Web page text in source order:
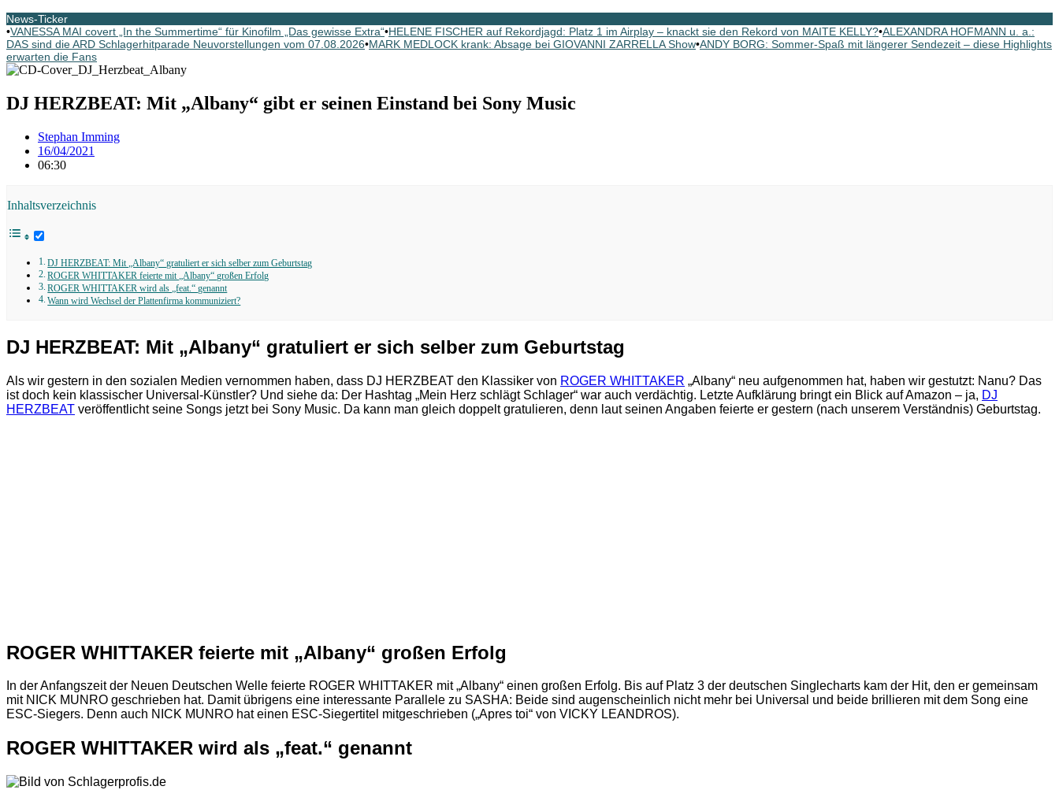
News-Ticker
•VANESSA MAI covert „In the Summertime“ für Kinofilm „Das gewisse Extra“•HELENE FISCHER auf Rekordjagd: Platz 1 im Airplay – knackt sie den Rekord von MAITE KELLY?•ALEXANDRA HOFMANN u. a.:
DAS sind die ARD Schlagerhitparade Neuvorstellungen vom 07.08.2026•MARK MEDLOCK krank: Absage bei GIOVANNI ZARRELLA Show•ANDY BORG: Sommer-Spaß mit längerer Sendezeit – diese Highlights
erwarten die Fans
DJ HERZBEAT: Mit „Albany“ gibt er seinen Einstand bei Sony Music
Stephan Imming
16/04/2021
06:30
Inhaltsverzeichnis
DJ HERZBEAT: Mit „Albany“ gratuliert er sich selber zum Geburtstag
ROGER WHITTAKER feierte mit „Albany“ großen Erfolg
ROGER WHITTAKER wird als „feat.“ genannt
Wann wird Wechsel der Plattenfirma kommuniziert?
DJ HERZBEAT: Mit „Albany“ gratuliert er sich selber zum Geburtstag
Als wir gestern in den sozialen Medien vernommen haben, dass DJ HERZBEAT den Klassiker von ROGER WHITTAKER „Albany“ neu aufgenommen hat, haben wir gestutzt: Nanu? Das
ist doch kein klassischer Universal-Künstler? Und siehe da: Der Hashtag „Mein Herz schlägt Schlager“ war auch verdächtig. Letzte Aufklärung bringt ein Blick auf Amazon – ja, DJ
HERZBEAT veröffentlicht seine Songs jetzt bei Sony Music. Da kann man gleich doppelt gratulieren, denn laut seinen Angaben feierte er gestern (nach unserem Verständnis) Geburtstag.
ROGER WHITTAKER feierte mit „Albany“ großen Erfolg
In der Anfangszeit der Neuen Deutschen Welle feierte ROGER WHITTAKER mit „Albany“ einen großen Erfolg. Bis auf Platz 3 der deutschen Singlecharts kam der Hit, den er gemeinsam
mit NICK MUNRO geschrieben hat. Damit übrigens eine interessante Parallele zu SASHA: Beide sind augenscheinlich nicht mehr bei Universal und beide brillieren mit dem Song eine
ESC-Siegers. Denn auch NICK MUNRO hat einen ESC-Siegertitel mitgeschrieben („Apres toi“ von VICKY LEANDROS).
ROGER WHITTAKER wird als „feat.“ genannt